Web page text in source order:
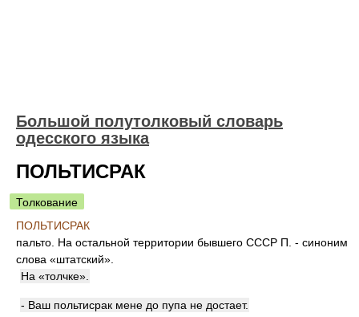
Большой полутолковый словарь
одесского языка
ПОЛЬТИСРАК
Толкование
ПОЛЬТИСРАК
пальто. На остальной территории бывшего СССР П. - синоним
слова «штатский».
На «толчке».
- Ваш польтисрак мене до пупа не достает.